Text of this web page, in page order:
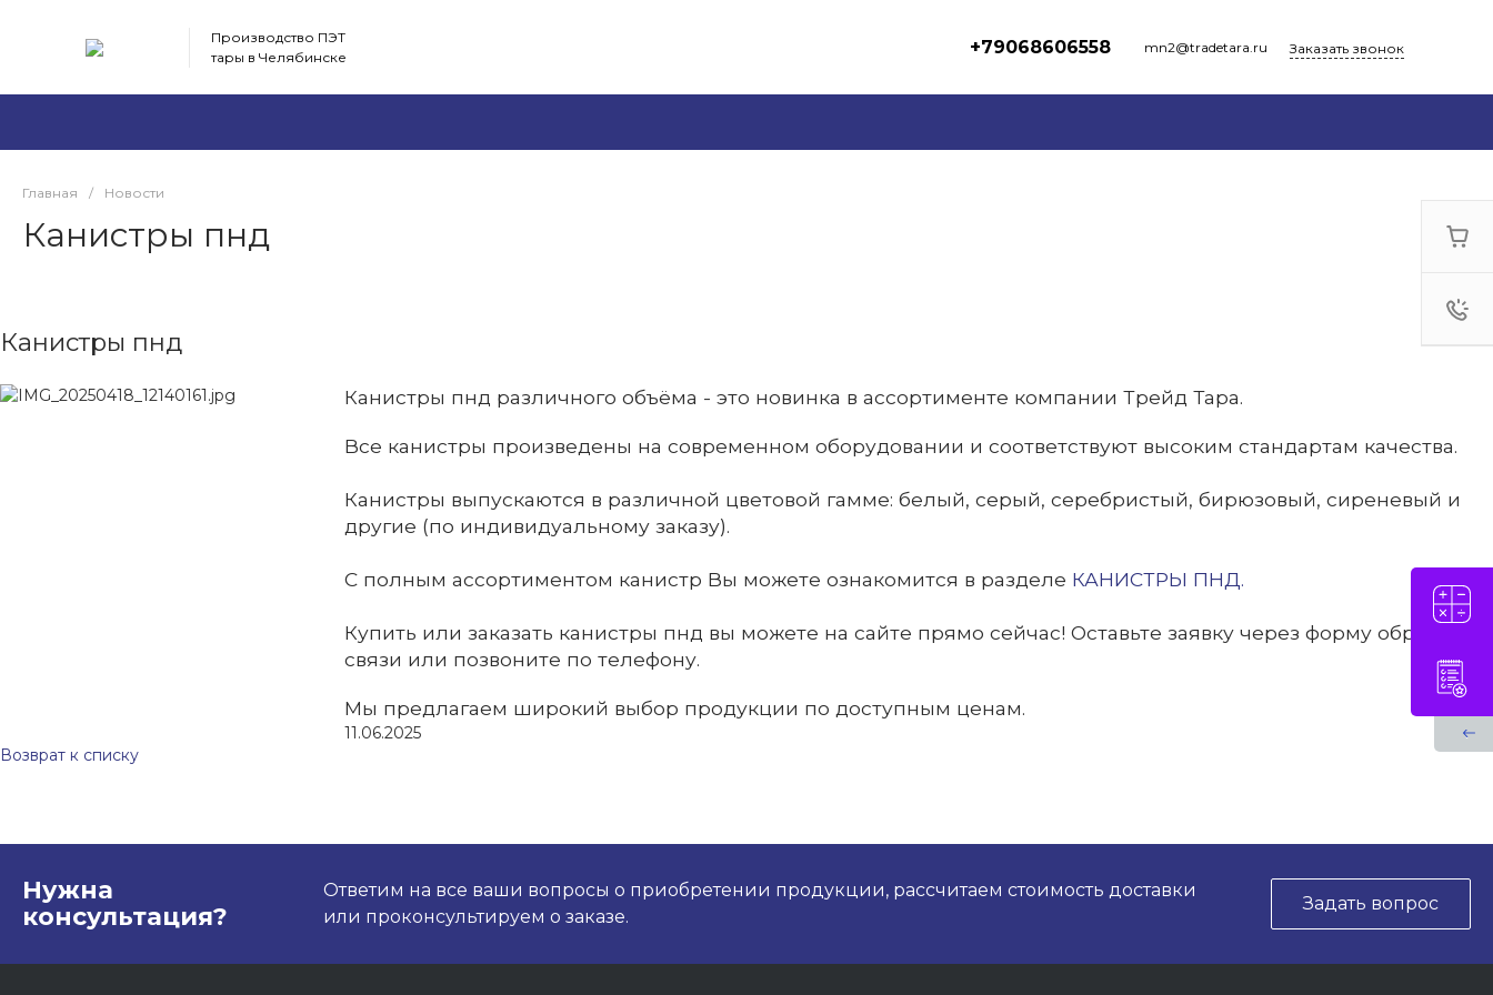
Производство ПЭТ
тары в Челябинске
+79068606558 mn2@tradetara.ru Заказать звонок
Главная / Новости
Канистры пнд
Канистры пнд
Канистры пнд различного объёма - это новинка в ассортименте компании Трейд Тара.
Все канистры произведены на современном оборудовании и соответствуют высоким стандартам качества.
Канистры выпускаются в различной цветовой гамме: белый, серый, серебристый, бирюзовый, сиреневый и
другие (по индивидуальному заказу).
С полным ассортиментом канистр Вы можете ознакомится в разделе КАНИСТРЫ ПНД.
Купить или заказать канистры пнд вы можете на сайте прямо сейчас! Оставьте заявку через форму обратной
связи или позвоните по телефону.
Мы предлагаем широкий выбор продукции по доступным ценам.
11.06.2025
Возврат к списку
Нужна
консультация?
Ответим на все ваши вопросы о приобретении продукции, рассчитаем стоимость доставки
или проконсультируем о заказе.
Задать вопрос